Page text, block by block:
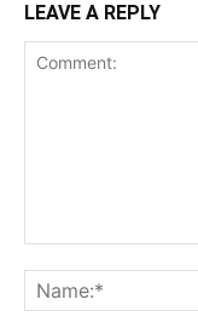
LEAVE A REPLY